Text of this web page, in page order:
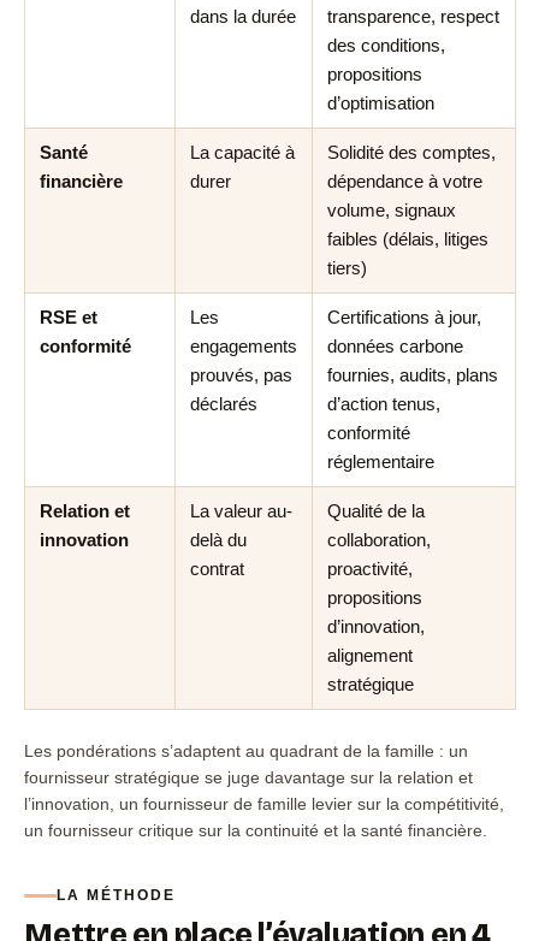
dans la durée
transparence, respect
des conditions,
propositions
d’optimisation
Santé
financière
La capacité à
durer
Solidité des comptes,
dépendance à votre
volume, signaux
faibles (délais, litiges
tiers)
RSE et
conformité
Les
engagements
prouvés, pas
déclarés
Certifications à jour,
données carbone
fournies, audits, plans
d’action tenus,
conformité
réglementaire
Relation et
innovation
La valeur au-
delà du
contrat
Qualité de la
collaboration,
proactivité,
propositions
d’innovation,
alignement
stratégique
Les pondérations s’adaptent au quadrant de la famille : un
fournisseur stratégique se juge davantage sur la relation et
l’innovation, un fournisseur de famille levier sur la compétitivité,
un fournisseur critique sur la continuité et la santé financière.
LA MÉTHODE